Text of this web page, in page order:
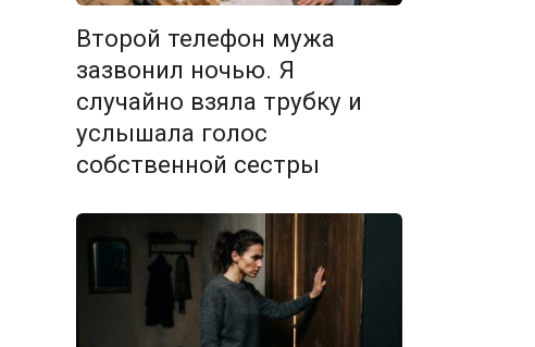
Второй телефон мужа
зазвонил ночью. Я
случайно взяла трубку и
услышала голос
собственной сестры